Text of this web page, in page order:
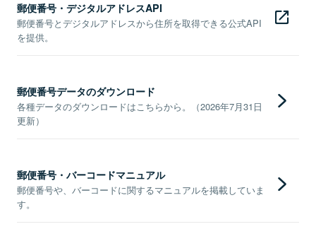
郵便番号・デジタルアドレスAPI
郵便番号とデジタルアドレスから住所を取得できる公式API
を提供。
郵便番号データのダウンロード
各種データのダウンロードはこちらから。（2026年7月31日
更新）
郵便番号・バーコードマニュアル
郵便番号や、バーコードに関するマニュアルを掲載していま
す。